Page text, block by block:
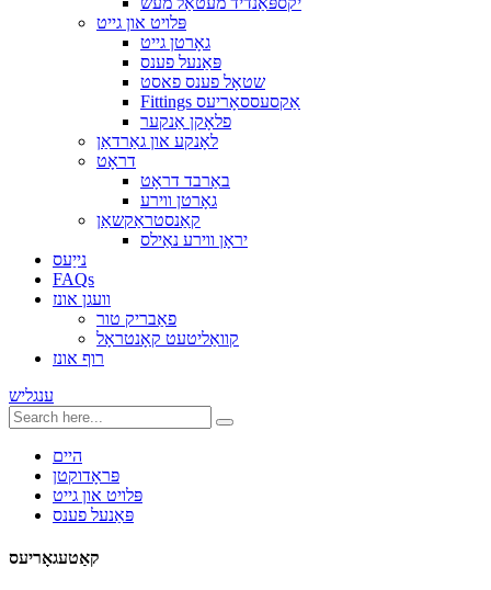
פּלויט און גייט
גאָרטן גייט
פּאַנעל פענס
שטאָל פענס פאסט
Fittings אַקסעססאָריעס
פלאָקן אַנקער
לאָנקע און גאַרדאַן
דראָט
באַרבד דראָט
גאָרטן ווירע
קאַנסטראַקשאַן
יראָן ווירע נאַילס
נייַעס
FAQs
וועגן אונז
פאַבריק טור
קוואַליטעט קאָנטראָל
רוף אונז
ענגליש
היים
פּראָדוקטן
פּלויט און גייט
פּאַנעל פענס
קאַטעגאָריעס